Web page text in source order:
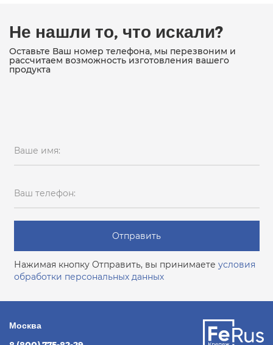
Не нашли то, что искали?
Оставьте Ваш номер телефона, мы перезвоним и
рассчитаем возможность изготовления вашего
продукта
Ваше имя:
Ваш телефон:
Отправить
Нажимая кнопку Отправить, вы принимаете условия
обработки персональных данных
Москва